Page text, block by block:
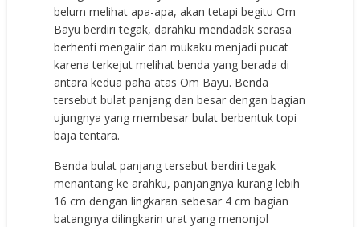
belum melihat apa-apa, akan tetapi begitu Om
Bayu berdiri tegak, darahku mendadak serasa
berhenti mengalir dan mukaku menjadi pucat
karena terkejut melihat benda yang berada di
antara kedua paha atas Om Bayu. Benda
tersebut bulat panjang dan besar dengan bagian
ujungnya yang membesar bulat berbentuk topi
baja tentara.
Benda bulat panjang tersebut berdiri tegak
menantang ke arahku, panjangnya kurang lebih
16 cm dengan lingkaran sebesar 4 cm bagian
batangnya dilingkarin urat yang menonjol